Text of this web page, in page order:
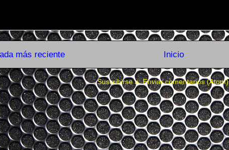
más reciente Inicio
Suscribirse a:Enviar comentarios (Atom)